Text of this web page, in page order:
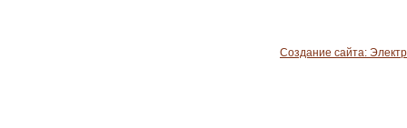
Создание сайта: